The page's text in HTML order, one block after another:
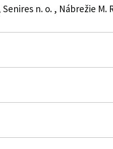
n. o. , Nábrežie M.